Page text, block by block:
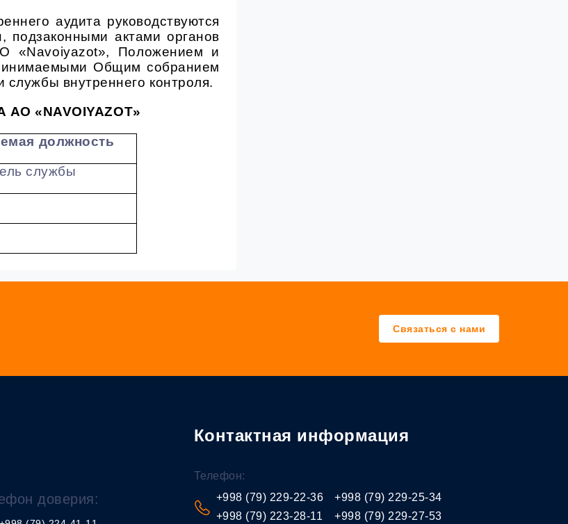
аудита руководствуются
подзаконными актами органов
«Navoiyazot», Положением и
Общим собранием
службы внутреннего контроля.
«NAVOIYAZOT»
должность
службы
Связаться с нами
доверия:
Контактная информация
Телефон:
+998 (79) 229-22-36
+998 (79) 223-28-11
+998 (79) 229-25-34
+998 (79) 229-27-53